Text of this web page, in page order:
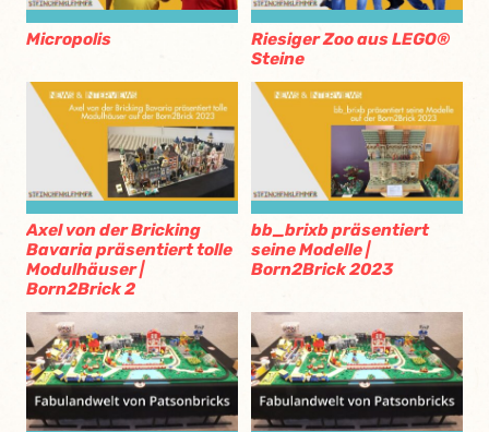
Micropolis
Riesiger Zoo aus LEGO®
Steine
Axel von der Bricking
Bavaria präsentiert tolle
Modulhäuser |
Born2Brick 2
bb_brixb präsentiert
seine Modelle |
Born2Brick 2023